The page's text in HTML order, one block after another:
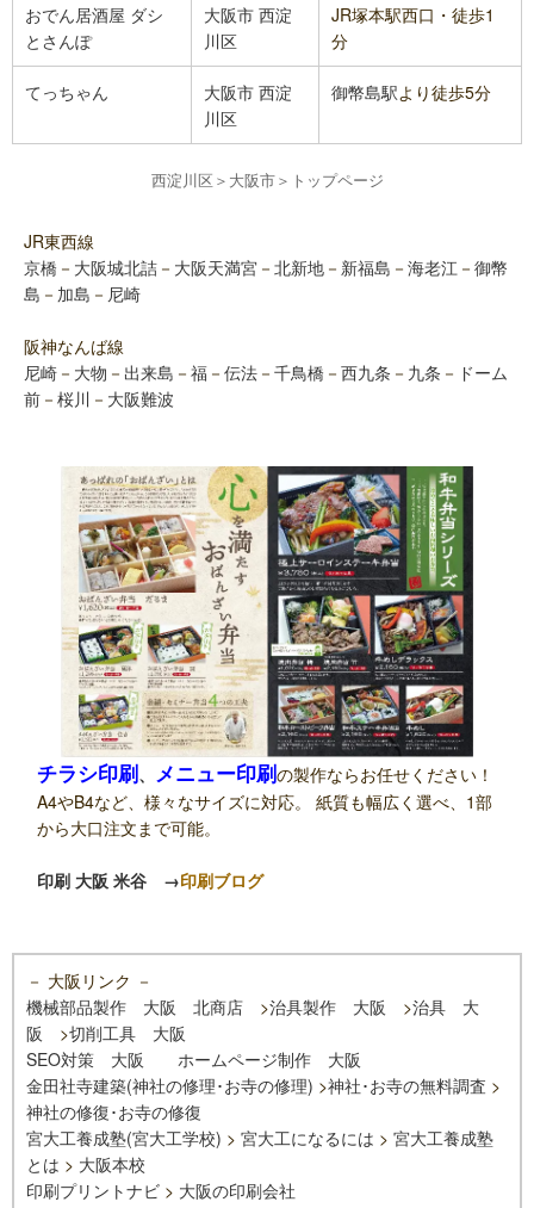
おでん居酒屋 ダシ
とさんぽ
大阪市 西淀
川区
JR塚本駅西口・徒歩1
分
てっちゃん 大阪市 西淀
川区
御幣島駅より徒歩5分
西淀川区 ＞ 大阪市＞ トップページ
JR東西線
京橋 － 大阪城北詰 － 大阪天満宮 － 北新地 － 新福島 － 海老江 － 御幣
島 － 加島 － 尼崎
阪神なんば線
尼崎 － 大物 － 出来島 － 福 － 伝法 － 千鳥橋 － 西九条 － 九条 － ドーム
前 － 桜川 － 大阪難波
チラシ印刷、 メニュー印刷の製作ならお任せください！
A4やB4など、様々なサイズに対応。 紙質も幅広く選べ、1部
から大口注文まで可能。
印刷 大阪 米谷 →印刷ブログ
－ 大阪リンク －
機械部品製作 大阪 北商店 >治具製作 大阪 >治具 大
阪 >切削工具 大阪
SEO対策 大阪
ホームページ制作 大阪
金田社寺建築(神社の修理･お寺の修理) >神社･お寺の無料調査 >
神社の修復･お寺の修復
宮大工養成塾(宮大工学校) > 宮大工になるには > 宮大工養成塾
とは > 大阪本校
印刷プリントナビ > 大阪の印刷会社